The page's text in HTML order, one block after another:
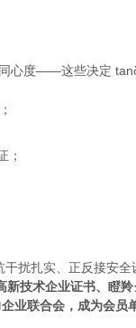
心度——这些决定
；
扰扎实、正反接安全
技术企业证书、瞪
业联合会，成为会